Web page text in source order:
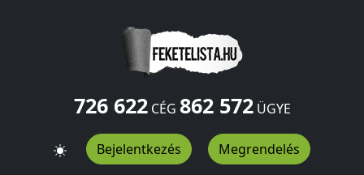
726 622CÉG 862 572ÜGYE
Bejelentkezés Megrendelés